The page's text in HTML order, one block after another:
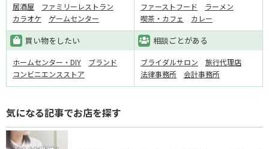
居酒屋
ファミリーレストラン
カラオケ
ゲームセンター
ファーストフード
ラーメン
喫茶・カフェ
カレー
買い物をしたい
ホームセンター・DIY
ブランド
コンビニエンスストア
相談ごとがある
ブライダルサロン
旅行代理店
法律事務所
会計事務所
気になる記事でお店を探す